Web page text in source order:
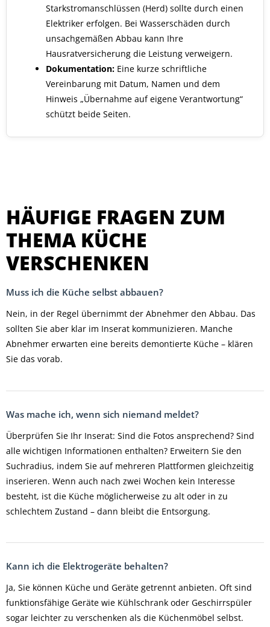
Starkstromanschlüssen (Herd) sollte durch einen
Elektriker erfolgen. Bei Wasserschäden durch
unsachgemäßen Abbau kann Ihre
Hausratversicherung die Leistung verweigern.
Dokumentation: Eine kurze schriftliche
Vereinbarung mit Datum, Namen und dem
Hinweis „Übernahme auf eigene Verantwortung“
schützt beide Seiten.
HÄUFIGE FRAGEN ZUM
THEMA KÜCHE
VERSCHENKEN
Muss ich die Küche selbst abbauen?
Nein, in der Regel übernimmt der Abnehmer den Abbau. Das
sollten Sie aber klar im Inserat kommunizieren. Manche
Abnehmer erwarten eine bereits demontierte Küche – klären
Sie das vorab.
Was mache ich, wenn sich niemand meldet?
Überprüfen Sie Ihr Inserat: Sind die Fotos ansprechend? Sind
alle wichtigen Informationen enthalten? Erweitern Sie den
Suchradius, indem Sie auf mehreren Plattformen gleichzeitig
inserieren. Wenn auch nach zwei Wochen kein Interesse
besteht, ist die Küche möglicherweise zu alt oder in zu
schlechtem Zustand – dann bleibt die Entsorgung.
Kann ich die Elektrogeräte behalten?
Ja, Sie können Küche und Geräte getrennt anbieten. Oft sind
funktionsfähige Geräte wie Kühlschrank oder Geschirrspüler
sogar leichter zu verschenken als die Küchenmöbel selbst.